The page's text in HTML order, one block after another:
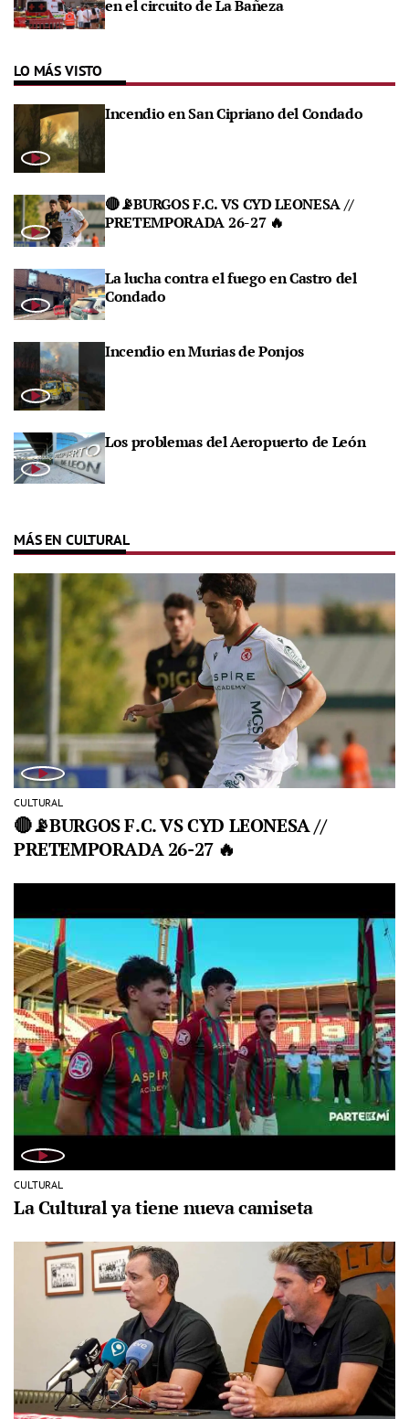
en el circuito de La Bañeza
LO MÁS VISTO
Incendio en San Cipriano del Condado
🔴📡BURGOS F.C. VS CYD LEONESA //
PRETEMPORADA 26-27 🔥
La lucha contra el fuego en Castro del
Condado
Incendio en Murias de Ponjos
Los problemas del Aeropuerto de León
MÁS EN CULTURAL
CULTURAL
🔴📡BURGOS F.C. VS CYD LEONESA //
PRETEMPORADA 26-27 🔥
CULTURAL
La Cultural ya tiene nueva camiseta